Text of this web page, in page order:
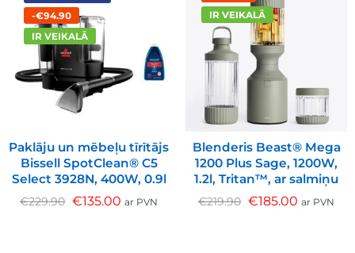
-€94.90
IR VEIKALĀ
Paklāju un mēbeļu tīrītājs
Bissell SpotClean® C5
Select 3928N, 400W, 0.9l
€229.90 €135.00 ar PVN
IR VEIKALĀ
Blenderis Beast® Mega
1200 Plus Sage, 1200W,
1.2l, Tritan™, ar salmiņu
€219.90 €185.00 ar PVN